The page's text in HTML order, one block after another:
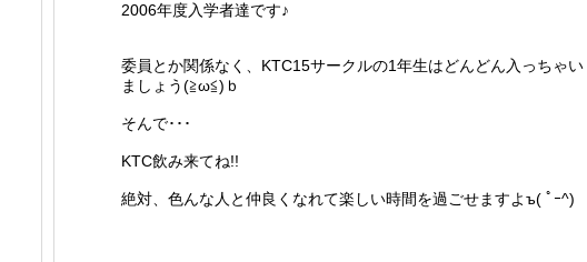
2006年度入学者達です♪
委員とか関係なく、KTC15サークルの1年生はどんどん入っちゃい
ましょう(≧ω≦)ｂ
そんで･･･
KTC飲み来てね!!
絶対、色んな人と仲良くなれて楽しい時間を過ごせますよъ( ﾟｰ^)